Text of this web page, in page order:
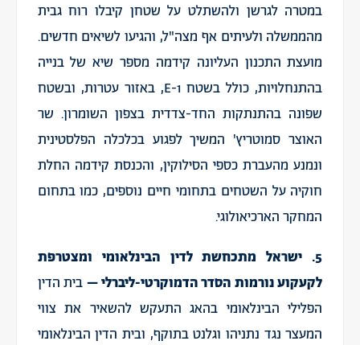
במטרה לגרשן ולהשתלט על שטחן קיבלו רוח גבית
מהממשלה ולעיתים אף מצה"ל, והגיעו לשיאים חדשים.
מועצת התכנון העליונה קידמה מספר שיא של בנייה
בהתנחלויות, כולל בשטח E-1, באזור עטרות, ובשטח
שפונה בהתנתקות החד-צדדית בצפון השומרון. שר
האוצר סמוטריץ' המשיך לפגוע בכלכלה הפלסטינית
ונמנע מהעברת כספי הסילוקין, והכנסת קידמה החלת
חוקיה על השטחים בתחומי חיים נוספים, כמו בתחום
המחקר הארכיאולוגי.
5. ישראל מתכחשת לדין הבינלאומי ומצטרפת
לקעקוע נורמות הסדר הדמוקרטי-ליברלי – בית הדין
הפלילי הבינלאומי בהאג התעקש להשאיר את צווי
המעצר נגד נתניהו וגלנט בתוקף, ובית הדין הבינלאומי